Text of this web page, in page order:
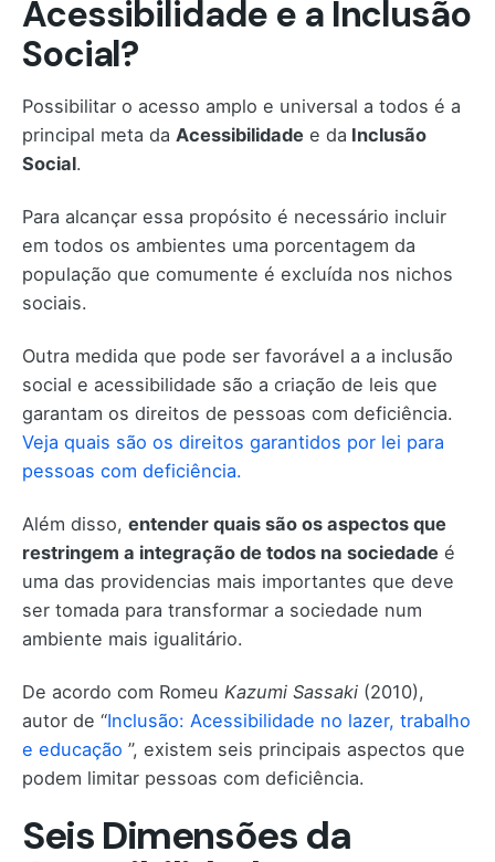
Acessibilidade e a Inclusão
Social?
Possibilitar o acesso amplo e universal a todos é a
principal meta da Acessibilidade e da Inclusão
Social.
Para alcançar essa propósito é necessário incluir
em todos os ambientes uma porcentagem da
população que comumente é excluída nos nichos
sociais.
Outra medida que pode ser favorável a a inclusão
social e acessibilidade são a criação de leis que
garantam os direitos de pessoas com deficiência.
Veja quais são os direitos garantidos por lei para
pessoas com deficiência.
Além disso, entender quais são os aspectos que
restringem a integração de todos na sociedade é
uma das providencias mais importantes que deve
ser tomada para transformar a sociedade num
ambiente mais igualitário.
De acordo com Romeu Kazumi Sassaki (2010),
autor de “Inclusão: Acessibilidade no lazer, trabalho
e educação ”, existem seis principais aspectos que
podem limitar pessoas com deficiência.
Seis Dimensões da